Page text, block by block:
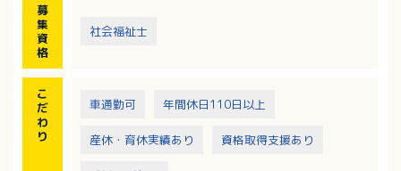
募
集
資
格
社会福祉士
こ
だ
わ
り
車通勤可 年間休日110日以上
産休・育休実績あり 資格取得支援あり